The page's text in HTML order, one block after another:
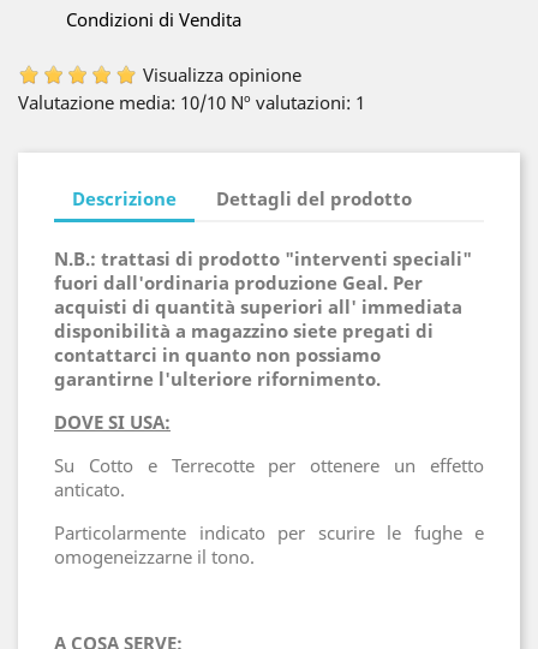
Condizioni di Vendita
Visualizza opinione
Valutazione media: 10/10 Nº valutazioni: 1
Descrizione Dettagli del prodotto
N.B.: trattasi di prodotto "interventi speciali"
fuori dall'ordinaria produzione Geal. Per
acquisti di quantità superiori all' immediata
disponibilità a magazzino siete pregati di
contattarci in quanto non possiamo
garantirne l'ulteriore rifornimento.
DOVE SI USA:
Su Cotto e Terrecotte per ottenere un effetto
anticato.
Particolarmente indicato per scurire le fughe e
omogeneizzarne il tono.
A COSA SERVE: